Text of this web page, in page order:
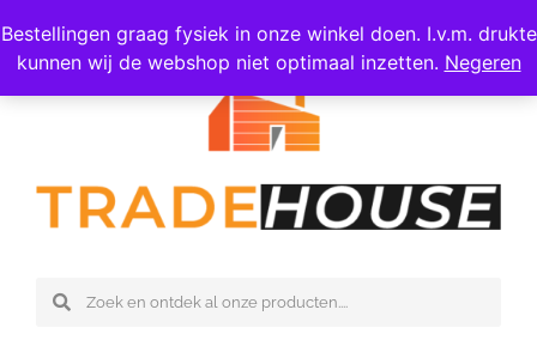
Bestellingen graag fysiek in onze winkel doen. I.v.m. drukte
kunnen wij de webshop niet optimaal inzetten. Negeren